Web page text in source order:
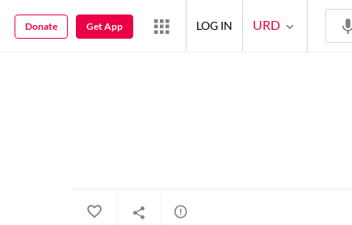
URD
LOG IN
Get App
Donate